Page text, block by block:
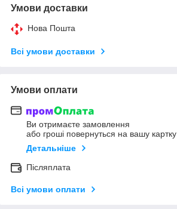
Умови доставки
Нова Пошта
Всі умови доставки
Умови оплати
Ви отримаєте замовлення
або гроші повернуться на вашу картку
Детальніше
Післяплата
Всі умови оплати